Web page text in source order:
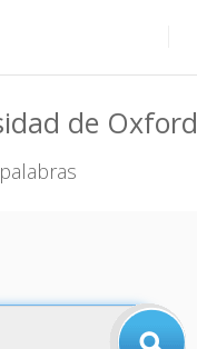
de Oxford